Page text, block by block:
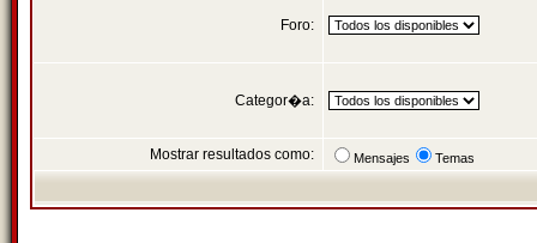
Foro:
Categor�a:
Mostrar resultados como: Mensajes Temas